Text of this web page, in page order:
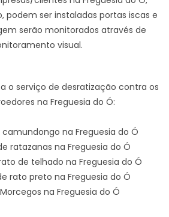
podem ser instaladas portas iscas e
serão monitorados através de
visual.
o serviço de desratização contra os
na Freguesia do Ó:
na Freguesia do Ó
ratazanas na Freguesia do Ó
de telhado na Freguesia do Ó
rato preto na Freguesia do Ó
na Freguesia do Ó